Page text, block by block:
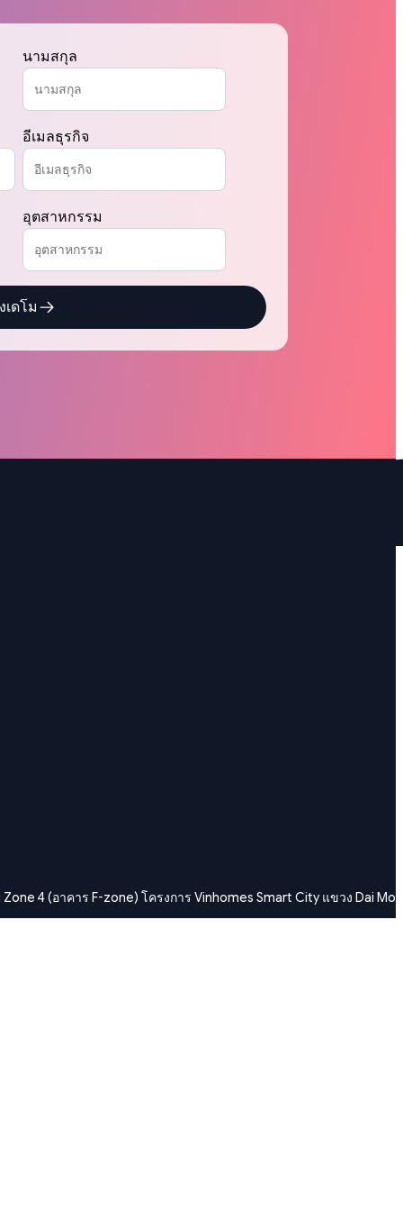
นามสกุล
อีเมลธุรกิจ
อุตสาหกรรม
เดโม
4 (อาคาร F-zone) โครงการ Vinhomes Smart City แขวง Dai Mo